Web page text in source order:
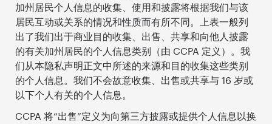
加州居民个人信息的收集、使用和披露将根据我们与该
居民互动或关系的情况和性质而有所不同。上表一般列
出了我们出于商业目的收集、出售、共享和向他人披露
的有关加州居民的个人信息类别（由 CCPA 定义）。我
们从本隐私声明正文中所述的来源和目的收集这些类别
的个人信息。我们不会故意收集、出售或共享与 16 岁或
以下个人有关的个人信息。
CCPA 将“出售”定义为向第三方披露或提供个人信息以换